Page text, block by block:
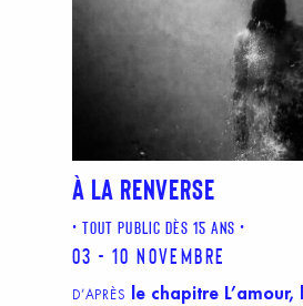
À LA RENVERSE
TOUT PUBLIC DÈS 15 ANS
03 - 10 novembre
D’APRÈS
le chapitre L’amour,